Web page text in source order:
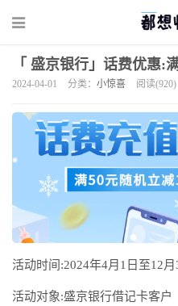
「 盛京银行」话费优惠:
2024-04-01 分类： 小惊喜 阅读(920)
活动时间:2024年4月1日至12月
活动对象:盛京银行借记卡客户